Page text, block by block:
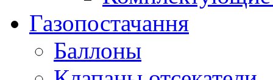
Газопостачання
Баллоны